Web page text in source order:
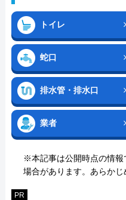
トイレ
蛇口
排水管・排水口
業者
※本記事は公開時点の情報
場合があります。あらかじ
PR